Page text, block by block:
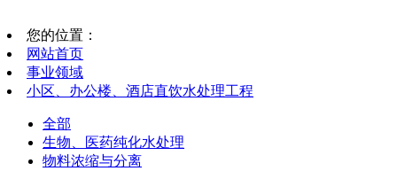
您的位置：
网站首页
事业领域
小区、办公楼、酒店直饮水处理工程
全部
生物、医药纯化水处理
物料浓缩与分离